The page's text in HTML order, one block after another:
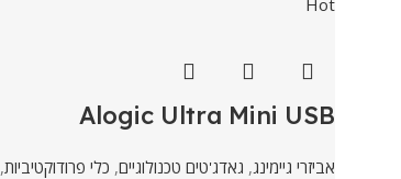
Alogic Ultra Mini USB
אביזרי גיימינג, גאדג'טים טכנולוגיים, כלי פרודוקטיביות,